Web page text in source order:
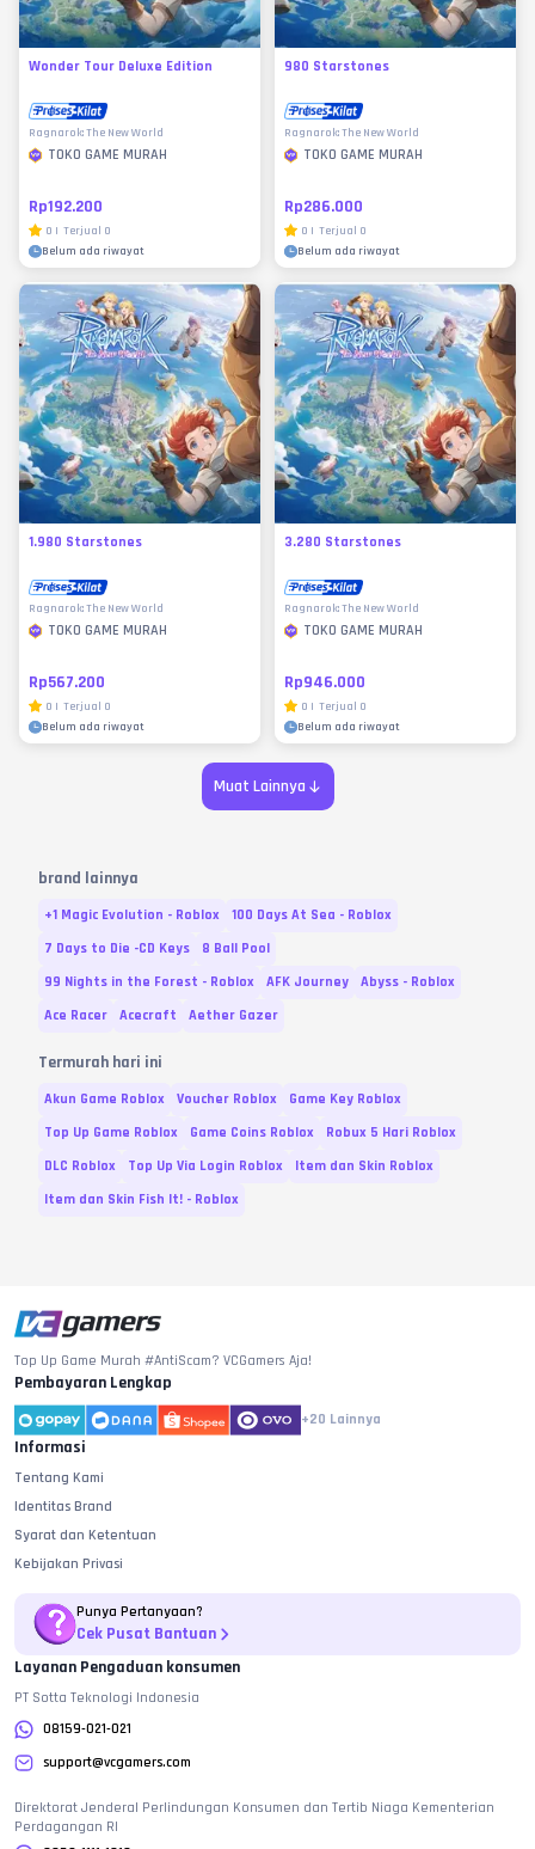
Wonder Tour Deluxe Edition
Ragnarok: The New World
TOKO GAME MURAH
Rp192.200
0 | Terjual 0
Belum ada riwayat
980 Starstones
Ragnarok: The New World
TOKO GAME MURAH
Rp286.000
0 | Terjual 0
Belum ada riwayat
1.980 Starstones
Ragnarok: The New World
TOKO GAME MURAH
Rp567.200
0 | Terjual 0
Belum ada riwayat
3.280 Starstones
Ragnarok: The New World
TOKO GAME MURAH
Rp946.000
0 | Terjual 0
Belum ada riwayat
Muat Lainnya
brand lainnya
+1 Magic Evolution - Roblox
100 Days At Sea - Roblox
7 Days to Die -CD Keys
8 Ball Pool
99 Nights in the Forest - Roblox
AFK Journey
Abyss - Roblox
Ace Racer
Acecraft Aether Gazer
Termurah hari ini
Akun Game Roblox Voucher Roblox
Game Key Roblox
Top Up Game Roblox
Game Coins Roblox
Robux 5 Hari Roblox
DLC Roblox
Top Up Via Login Roblox
Item dan Skin Roblox
Item dan Skin Fish It! - Roblox
Top Up Game Murah #AntiScam? VCGamers Aja!
Pembayaran Lengkap
+20 Lainnya
Informasi
Tentang Kami
Identitas Brand
Syarat dan Ketentuan
Kebijakan Privasi
Punya Pertanyaan?
Cek Pusat Bantuan
Layanan Pengaduan konsumen
PT Sotta Teknologi Indonesia
08159-021-021
support@vcgamers.com
Direktorat Jenderal Perlindungan Konsumen dan Tertib Niaga Kementerian
Perdagangan RI